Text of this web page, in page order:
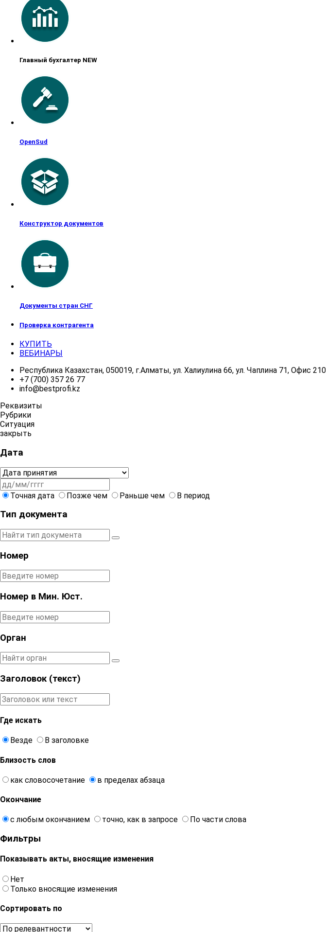
Главный бухгалтер NEW
OpenSud
Конструктор документов
Документы стран СНГ
Проверка контрагента
КУПИТЬ
ВЕБИНАРЫ
Республика Казахстан, 050019, г.Алматы, ул. Халиулина 66, ул. Чаплина 71, Офис 210
+7 (700) 357 26 77
info@bestprofi.kz
Реквизиты
Рубрики
Ситуация
закрыть
Дата
Точная дата Позже чем Раньше чем В период
Тип документа
Номер
Номер в Мин. Юст.
Орган
Заголовок (текст)
Где искать
Везде В заголовке
Близость слов
как словосочетание в пределах абзаца
Окончание
с любым окончанием точно, как в запросе По части слова
Фильтры
Показывать акты, вносящие изменения
Нет
Только вносящие изменения
Сортировать по